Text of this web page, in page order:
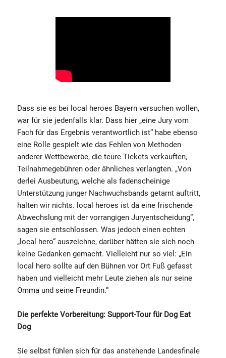
Dass sie es bei local heroes Bayern versuchen wollen,
war für sie jedenfalls klar. Dass hier „eine Jury vom
Fach für das Ergebnis verantwortlich ist“ habe ebenso
eine Rolle gespielt wie das Fehlen von Methoden
anderer Wettbewerbe, die teure Tickets verkauften,
Teilnahmegebühren oder ähnliches verlangten. „Von
derlei Ausbeutung, welche als fadenscheinige
Unterstützung junger Nachwuchsbands getarnt auftritt,
halten wir nichts. local heroes ist da eine frischende
Abwechslung mit der vorrangigen Juryentscheidung“,
sagen sie entschlossen. Was jedoch einen echten
„local hero“ auszeichne, darüber hätten sie sich noch
keine Gedanken gemacht. Vielleicht nur so viel: „Ein
local hero sollte auf den Bühnen vor Ort Fuß gefasst
haben und vielleicht mehr Leute ziehen als nur seine
Omma und seine Freundin.“
Die perfekte Vorbereitung: Support-Tour für Dog Eat
Dog
Sie selbst fühlen sich für das anstehende Landesfinale